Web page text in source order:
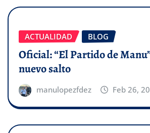
ACTUALIDAD BLOG
Oficial: “El Partido de
nuevo salto
manulopezfdez Feb 26,